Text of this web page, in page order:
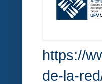
https://
de-la-